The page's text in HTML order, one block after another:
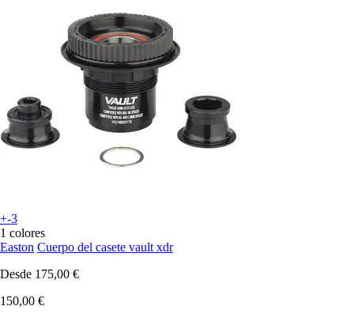
+-3
1 colores
Easton Cuerpo del casete vault xdr
Desde 175,00 €
150,00 €